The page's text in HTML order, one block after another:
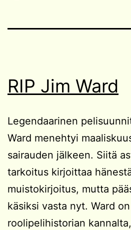
RIP Jim Ward
Legendaarinen
Ward menehtyi
sairauden jälkeen. Siitä
tarkoitus kirjoittaa
muistokirjoitus, mutta
käsiksi vasta nyt. Ward
roolipelihistorian